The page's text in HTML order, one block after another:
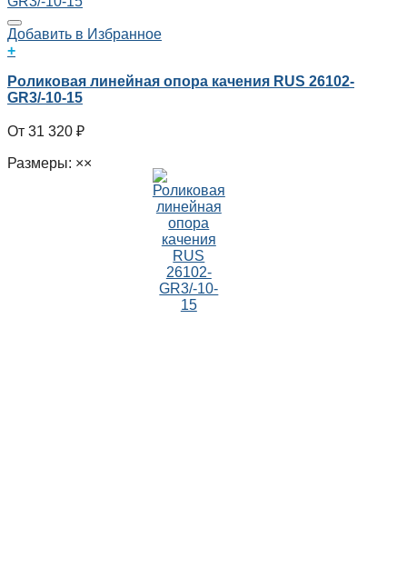
Добавить в Избранное
+
Роликовая линейная опора качения RUS 26102-
GR3/-10-15
31 320 ₽
Размеры: ××